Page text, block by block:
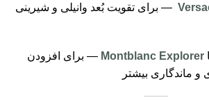
— برای تقویت بُعد وانیلی و شیرینی
Montblanc Explorer — برای افزودن
ماندگاری بیشتر